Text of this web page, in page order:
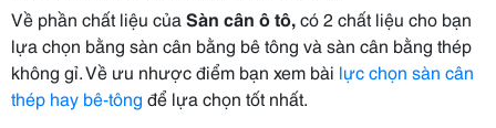
Về phần chất liệu của Sàn cân ô tô,có 2 chất liệu cho bạn
lựa chọn bằng sàn cân bằng bê tông và sàn cân bằng thép
không gỉ. Về ưu nhược điểm bạn xem bài lực chọn sàn cân
thép hay bê-tông để lựa chọn tốt nhất.